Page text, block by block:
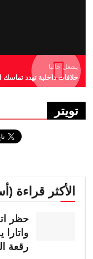
يشغل حاليا
خلافات داخلية تهدد تماسك
تويتر
الأكثر قراءة
حظر
رقعة